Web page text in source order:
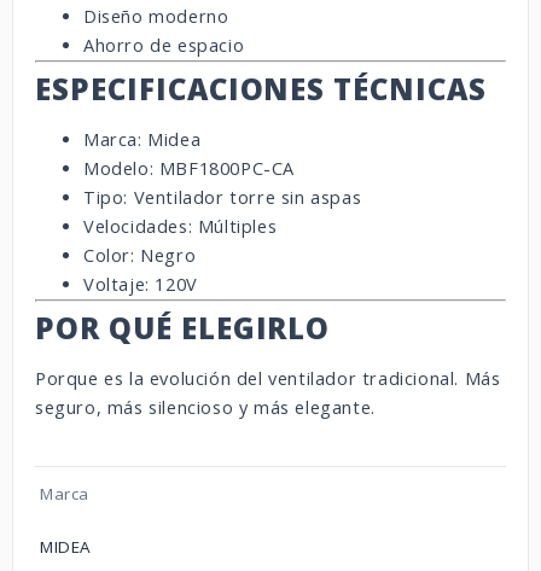
Diseño moderno
Ahorro de espacio
ESPECIFICACIONES TÉCNICAS
Marca: Midea
Modelo: MBF1800PC-CA
Tipo: Ventilador torre sin aspas
Velocidades: Múltiples
Color: Negro
Voltaje: 120V
POR QUÉ ELEGIRLO
Porque es la evolución del ventilador tradicional. Más
seguro, más silencioso y más elegante.
Marca
MIDEA